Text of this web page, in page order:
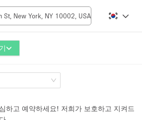
5000+ sq ft
하고 예약하세요! 저희가 보호하고 지켜드